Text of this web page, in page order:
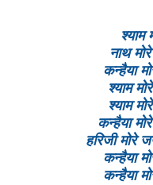
श्याम
नाथ
कन्हैया
श्याम
श्याम
कन्हैया
हरिजी मोरे
कन्हैया
कन्हैया